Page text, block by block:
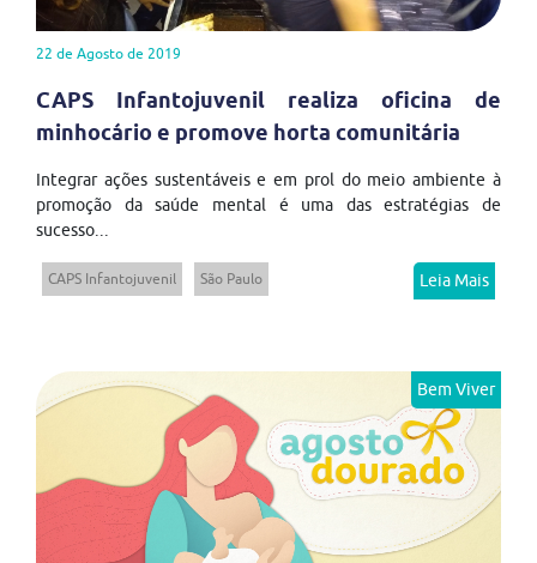
22 de Agosto de 2019
CAPS Infantojuvenil realiza oficina de
minhocário e promove horta comunitária
Integrar ações sustentáveis e em prol do meio ambiente à
promoção da saúde mental é uma das estratégias de
sucesso...
CAPS Infantojuvenil São Paulo Leia Mais
Bem Viver